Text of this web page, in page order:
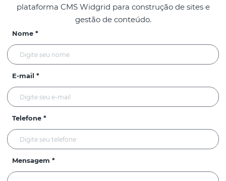
plataforma CMS Widgrid para construção de sites e
gestão de conteúdo.
Nome *
E-mail *
Telefone *
Mensagem *